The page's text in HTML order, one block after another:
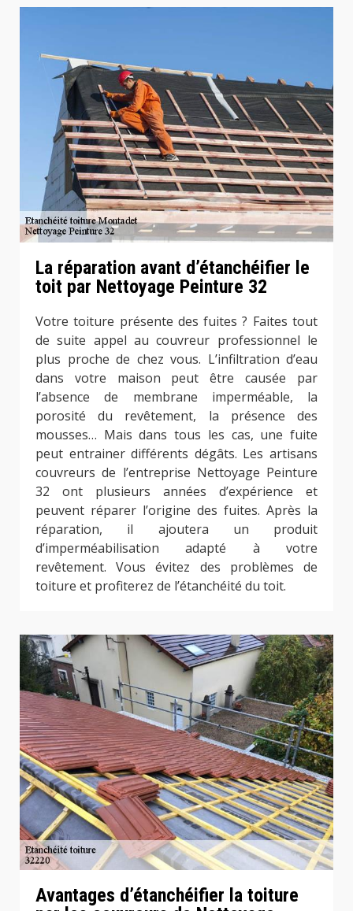
La réparation avant d’étanchéifier le
toit par Nettoyage Peinture 32
Votre toiture présente des fuites ? Faites tout
de suite appel au couvreur professionnel le
plus proche de chez vous. L’infiltration d’eau
dans votre maison peut être causée par
l’absence de membrane imperméable, la
porosité du revêtement, la présence des
mousses… Mais dans tous les cas, une fuite
peut entrainer différents dégâts. Les artisans
couvreurs de l’entreprise Nettoyage Peinture
32 ont plusieurs années d’expérience et
peuvent réparer l’origine des fuites. Après la
réparation, il ajoutera un produit
d’imperméabilisation adapté à votre
revêtement. Vous évitez des problèmes de
toiture et profiterez de l’étanchéité du toit.
Avantages d’étanchéifier la toiture